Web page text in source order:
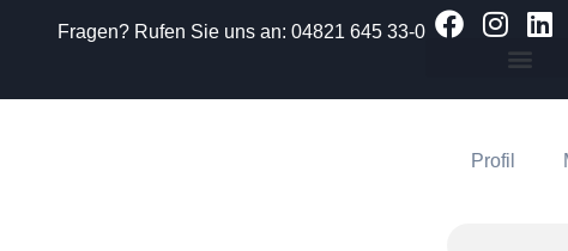
Fragen? Rufen Sie uns an: 04821 645 33-0
Profil